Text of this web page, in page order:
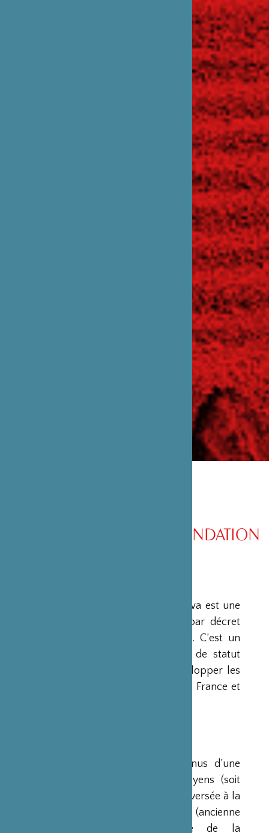
PRÉSENTATION DE LA FONDATION
La Fondation Franco-Japonaise Sasakawa est une
fondation reconnue d’utilité publique par décret
du Premier Ministre du 23 mars 1990. C’est un
organisme privé, sans but lucratif et de statut
français, qui a pour mission de « développer les
relations culturelles et d’amitié entre la France et
Ses ressources proviennent des revenus d’une
dotation initiale de trois milliards de yens (soit
environ 20 millions d’euros à l’époque) versée à la
France par la Fondation Nippon (ancienne
Fondation de l’Industrie Japonaise de la